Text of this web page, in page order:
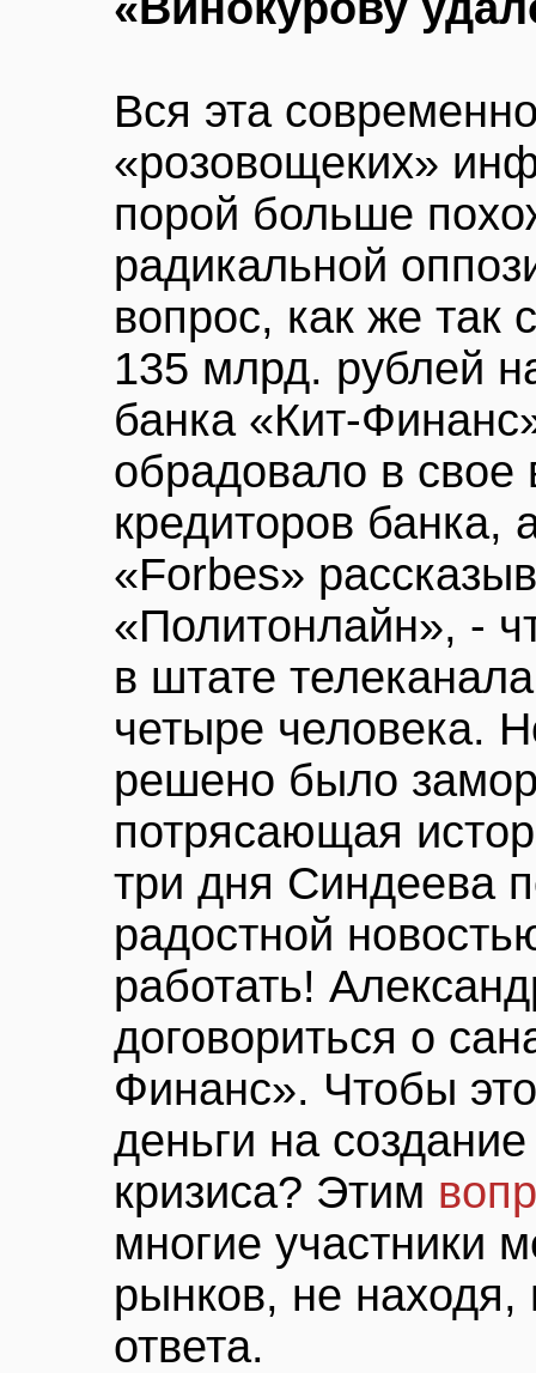
Вся эта
«розовощеких»
порой больше
радикальной
вопрос, как же так
135 млрд. рублей
банка «Кит-
обрадовало в
кредиторов банка,
«Forbes»
«Политонлайн», -
в штате
четыре человека.
решено было
потрясающая
три дня Синдеева
радостной
работать!
договориться о
Финанс». Чтобы
деньги на
кризиса? Этим
многие участники
рынков, не находя,
ответа.